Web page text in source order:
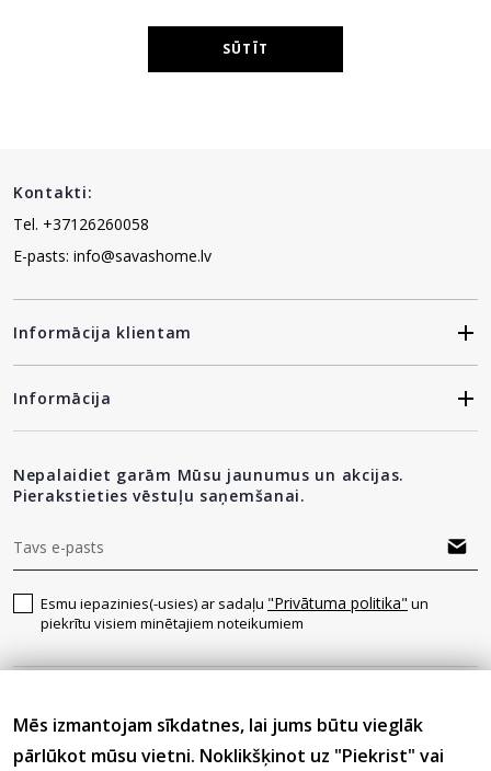
SŪTĪT
Kontakti:
Tel. +37126260058
E-pasts: info@savashome.lv
Informācija klientam
Informācija
Nepalaidiet garām Mūsu jaunumus un akcijas.
Pierakstieties vēstuļu saņemšanai.
Esmu iepazinies(-usies) ar sadaļu "Privātuma politika" un
piekrītu visiem minētajiem noteikumiem
Mēs izmantojam sīkdatnes, lai jums būtu vieglāk
pārlūkot mūsu vietni. Noklikšķinot uz "Piekrist" vai